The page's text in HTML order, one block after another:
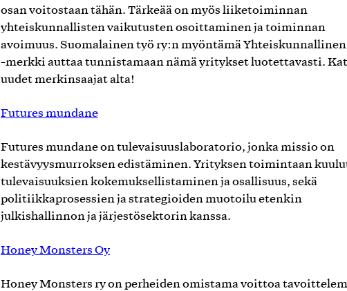
osan voitostaan tähän. Tärkeää on myös liiketoiminnan
yhteiskunnallisten vaikutusten osoittaminen ja toiminnan
avoimuus. Suomalainen työ ry:n myöntämä
-merkki auttaa tunnistamaan nämä yritykset luotettavasti.
uudet merkinsaajat alta!
Futures mundane
Futures mundane on tulevaisuuslaboratorio, jonka missio on
kestävyysmurroksen edistäminen. Yrityksen toimintaan
tulevaisuuksien kokemuksellistaminen ja osallisuus, sekä
politiikkaprosessien ja strategioiden muotoilu etenkin
julkishallinnon ja järjestösektorin kanssa.
Honey Monsters Oy
Honey Monsters ry on perheiden omistama voittoa